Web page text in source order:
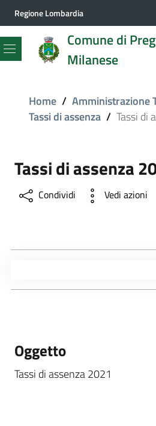
Regione Lombardia
Comune di
Milanese
Menu
Home / Amministrazione
Tassi di assenza / Tassi di
Tassi di assenza
Condividi Vedi azioni
Oggetto
Tassi di assenza 2021